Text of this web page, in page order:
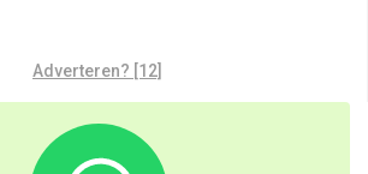
Adverteren? [12]